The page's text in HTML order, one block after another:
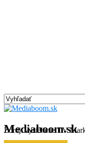
Mediaboom.sk
Zdroj: vysielanie TV